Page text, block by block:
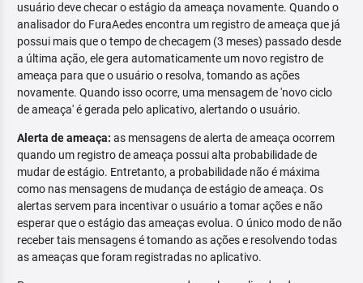
usuário deve checar o estágio da ameaça novamente. Quando o
analisador do FuraAedes encontra um registro de ameaça que já
possui mais que o tempo de checagem (3 meses) passado desde
a última ação, ele gera automaticamente um novo registro de
ameaça para que o usuário o resolva, tomando as ações
novamente. Quando isso ocorre, uma mensagem de 'novo ciclo
de ameaça' é gerada pelo aplicativo, alertando o usuário.
Alerta de ameaça: as mensagens de alerta de ameaça ocorrem
quando um registro de ameaça possui alta probabilidade de
mudar de estágio. Entretanto, a probabilidade não é máxima
como nas mensagens de mudança de estágio de ameaça. Os
alertas servem para incentivar o usuário a tomar ações e não
esperar que o estágio das ameaças evolua. O único modo de não
receber tais mensagens é tomando as ações e resolvendo todas
as ameaças que foram registradas no aplicativo.